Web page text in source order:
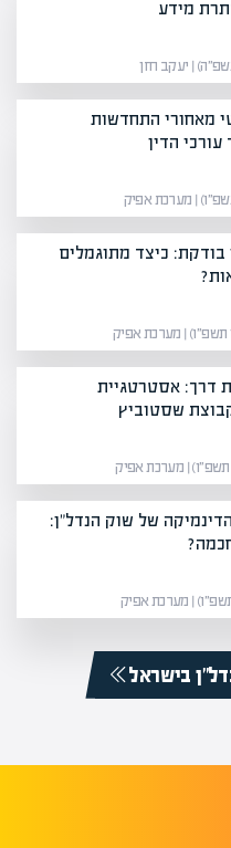
מידע
מאחורי התחדשות
עורכי הדין
בודקת: כיצד מתוגמלים
דרך: אסטרטגיית
שסטוביץ
של שוק הנדל"ן:
בישראל